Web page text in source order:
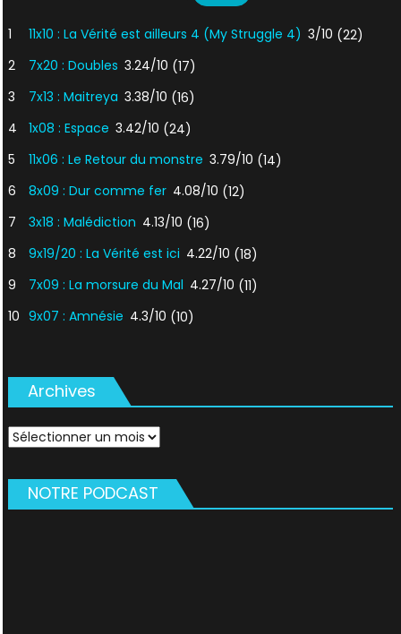
1 11x10 : La Vérité est ailleurs 4 (My Struggle 4) 3/10 (22)
2
7x20 : Doubles 3.24/10 (17)
3
7x13 : Maitreya 3.38/10 (16)
4
1x08 : Espace 3.42/10 (24)
5
11x06 : Le Retour du monstre 3.79/10 (14)
6
8x09 : Dur comme fer 4.08/10 (12)
7
3x18 : Malédiction 4.13/10 (16)
8
9x19/20 : La Vérité est ici 4.22/10 (18)
9
7x09 : La morsure du Mal 4.27/10 (11)
10 9x07 : Amnésie 4.3/10 (10)
Archives
Archives
NOTRE PODCAST